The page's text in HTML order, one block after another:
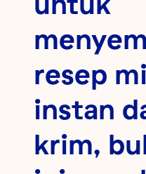
resep
instan
krim,